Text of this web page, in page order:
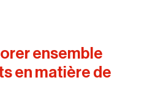
ensemble
en matière de